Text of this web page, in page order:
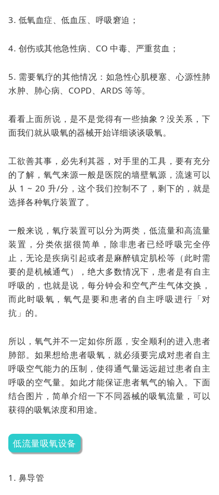
3. 低氧血症、低血压、呼吸窘迫；
4. 创伤或其他急性病、CO 中毒、严重贫血；
5. 需要氧疗的其他情况：如急性心肌梗塞、心源性肺
水肿、肺心病、COPD、ARDS 等等。
看看上面所说，是不是觉得有一些抽象？没关系，下
面我们就从吸氧的器械开始详细谈谈吸氧。
工欲善其事，必先利其器，对手里的工具，要有充分
的了解，氧气来源一般是医院的墙壁氧源，流速可以
从 1 ~ 20 升/分，这个我们控制不了，剩下的，就是
选择各种氧疗装置了。
一般来说，氧疗装置可以分为两类，低流量和高流量
装置，分类依据很简单，除非患者已经呼吸完全停
止，无论是疾病引起或者是麻醉镇定肌松等（此时需
要的是机械通气），绝大多数情况下，患者是有自主
呼吸的，也就是说，每分钟会和空气产生气体交换，
而此时吸氧，氧气是要和患者的自主呼吸进行「对
抗」的。
所以，氧气并不一定如你所愿，安全顺利的进入患者
肺部。如果想给患者吸氧，就必须要完成对患者自主
呼吸空气能力的压制，使得通气量远远超过患者自主
呼吸的空气量。如此才能保证患者氧气的输入。下面
结合图片，简单介绍一下不同器械的吸氧流量，可以
获得的吸氧浓度和用途。
低流量吸氧设备
1. 鼻导管